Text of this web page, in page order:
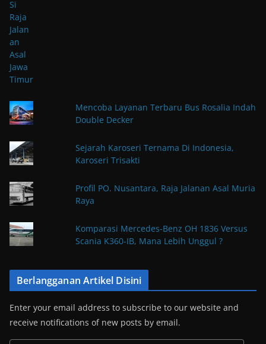
Mencoba Layanan Terbaru Bus Rosalia Indah
Double Decker
Sejarah Karoseri Ternama Di Indonesia,
Karoseri Trisakti
Profil PO. Nusantara, Raja Jalanan Asal Muria
Raya
Komparasi Mercedes-Benz OH 1836 Versus
Scania K360-IB, Mana Lebih Unggul ?
Berlangganan Artikel Disini
Enter your email address to subscribe to our website and
receive notifications of new posts by email.